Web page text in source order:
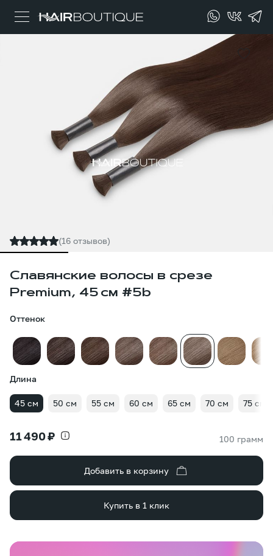
(16 отзывов)
Славянские волосы в срезе
Premium, 45 см #5b
Оттенок
Длина
45 см 50 см 55 см 60 см 65 см 70 см 75 см
11 490 ₽ 100 грамм
Добавить в корзину
Купить в 1 клик